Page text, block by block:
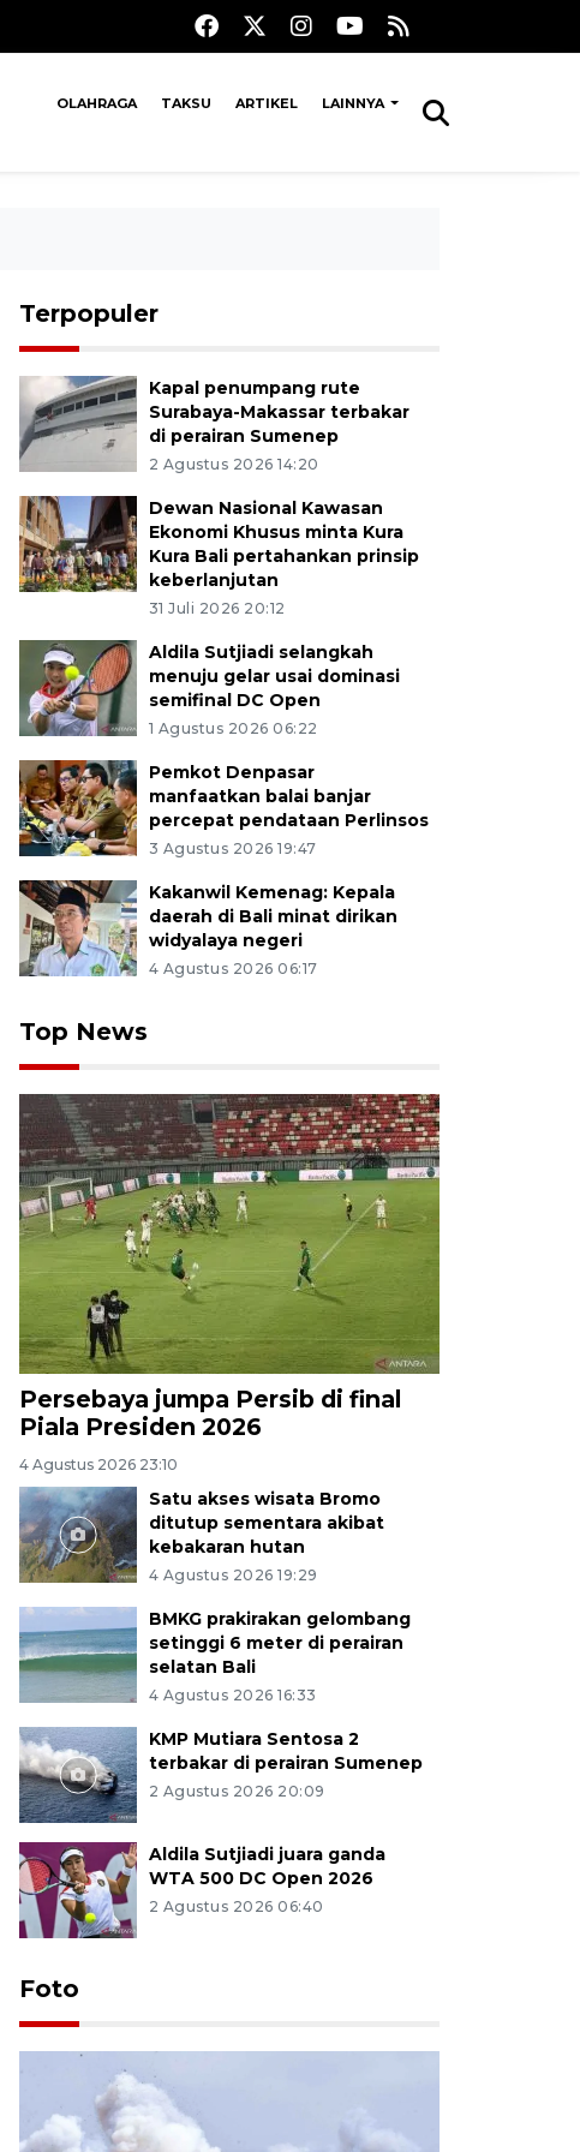
OLAHRAGA TAKSU ARTIKEL LAINNYA
Terpopuler
Kapal penumpang rute
Surabaya-Makassar terbakar
di perairan Sumenep
2 Agustus 2026 14:20
Dewan Nasional Kawasan
Ekonomi Khusus minta Kura
Kura Bali pertahankan prinsip
keberlanjutan
31 Juli 2026 20:12
Aldila Sutjiadi selangkah
menuju gelar usai dominasi
semifinal DC Open
1 Agustus 2026 06:22
Pemkot Denpasar
manfaatkan balai banjar
percepat pendataan Perlinsos
3 Agustus 2026 19:47
Kakanwil Kemenag: Kepala
daerah di Bali minat dirikan
widyalaya negeri
4 Agustus 2026 06:17
Top News
Persebaya jumpa Persib di final
Piala Presiden 2026
4 Agustus 2026 23:10
Satu akses wisata Bromo
ditutup sementara akibat
kebakaran hutan
4 Agustus 2026 19:29
BMKG prakirakan gelombang
setinggi 6 meter di perairan
selatan Bali
4 Agustus 2026 16:33
KMP Mutiara Sentosa 2
terbakar di perairan Sumenep
2 Agustus 2026 20:09
Aldila Sutjiadi juara ganda
WTA 500 DC Open 2026
2 Agustus 2026 06:40
Foto